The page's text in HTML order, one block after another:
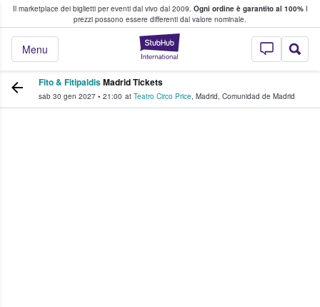
Il marketplace dei biglietti per eventi dal vivo dal 2009. Ogni ordine è garantito al 100%I
prezzi possono essere differenti dal valore nominale.
StubHub - Dove
Menu
fan comprano e vendono biglietti
Fito & FitipaldisMadrid Tickets
sab 30 gen 2027 • 21:00 at Teatro Circo Price, Madrid, Comunidad de Madrid